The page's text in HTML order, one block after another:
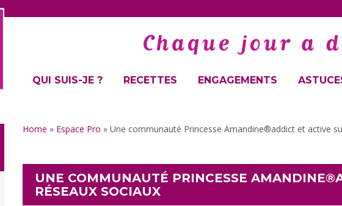
QUI SUIS-JE ? RECETTES ENGAGEMENTS
Home » Espace Pro » Une communauté Princesse Amandine®addict et active
UNE COMMUNAUTÉ PRINCESSE
RÉSEAUX SOCIAUX